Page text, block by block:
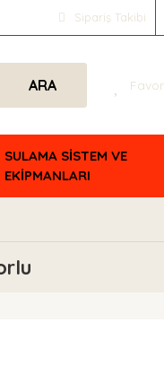
Sipariş Takibi
ARA
SULAMA SİSTEM VE
EKİPMANLARI